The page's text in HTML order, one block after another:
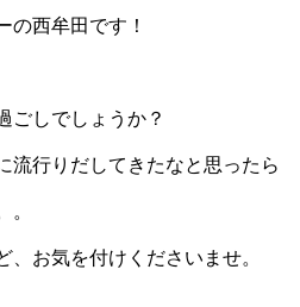
の西牟田です！
ごしでしょうか？
流行りだしてきたなと思ったら
。
、お気を付けくださいませ。